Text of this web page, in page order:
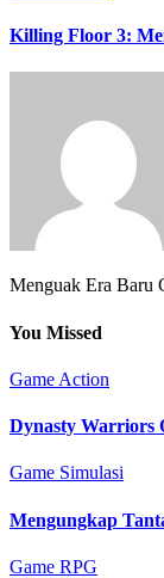
Killing Floor 3:
Menguak Era
You Missed
Game Action
Dynasty Warriors
Game Simulasi
Mengungkap
Game RPG